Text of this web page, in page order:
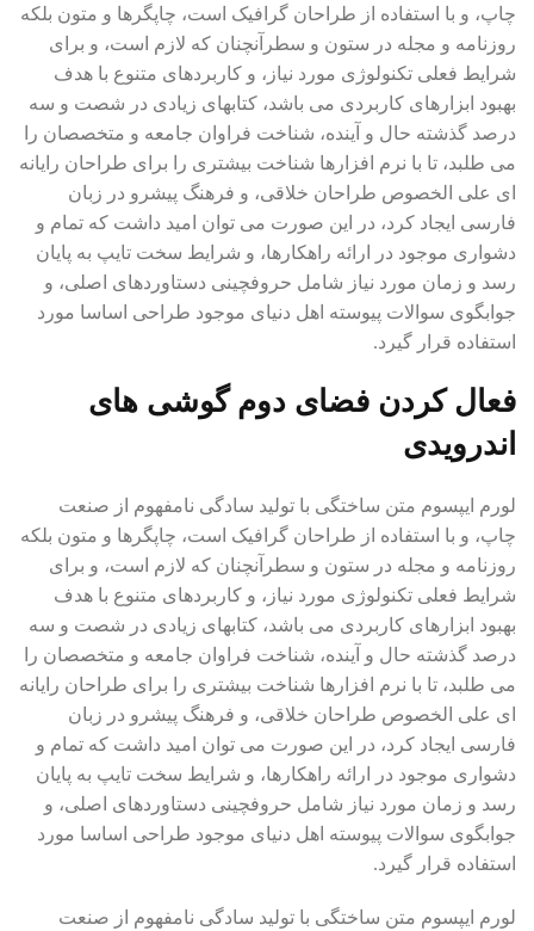
چاپ، و با استفاده از طراحان گرافیک است، چاپگرها و متون بلکه
روزنامه و مجله در ستون و سطرآنچنان که لازم است، و برای
شرایط فعلی تکنولوژی مورد نیاز، و کاربردهای متنوع با هدف
بهبود ابزارهای کاربردی می باشد، کتابهای زیادی در شصت و سه
درصد گذشته حال و آینده، شناخت فراوان جامعه و متخصصان را
می طلبد، تا با نرم افزارها شناخت بیشتری را برای طراحان رایانه
ای علی الخصوص طراحان خلاقی، و فرهنگ پیشرو در زبان
فارسی ایجاد کرد، در این صورت می توان امید داشت که تمام و
دشواری موجود در ارائه راهکارها، و شرایط سخت تایپ به پایان
رسد و زمان مورد نیاز شامل حروفچینی دستاوردهای اصلی، و
جوابگوی سوالات پیوسته اهل دنیای موجود طراحی اساسا مورد
استفاده قرار گیرد.
فعال کردن فضای دوم گوشی های
اندرویدی
لورم ایپسوم متن ساختگی با تولید سادگی نامفهوم از صنعت
چاپ، و با استفاده از طراحان گرافیک است، چاپگرها و متون بلکه
روزنامه و مجله در ستون و سطرآنچنان که لازم است، و برای
شرایط فعلی تکنولوژی مورد نیاز، و کاربردهای متنوع با هدف
بهبود ابزارهای کاربردی می باشد، کتابهای زیادی در شصت و سه
درصد گذشته حال و آینده، شناخت فراوان جامعه و متخصصان را
می طلبد، تا با نرم افزارها شناخت بیشتری را برای طراحان رایانه
ای علی الخصوص طراحان خلاقی، و فرهنگ پیشرو در زبان
فارسی ایجاد کرد، در این صورت می توان امید داشت که تمام و
دشواری موجود در ارائه راهکارها، و شرایط سخت تایپ به پایان
رسد و زمان مورد نیاز شامل حروفچینی دستاوردهای اصلی، و
جوابگوی سوالات پیوسته اهل دنیای موجود طراحی اساسا مورد
استفاده قرار گیرد.
لورم ایپسوم متن ساختگی با تولید سادگی نامفهوم از صنعت